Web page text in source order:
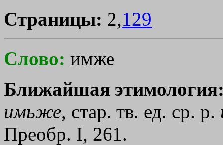
Страницы: 2,129
Слово: имже
Ближайшая
имьже, стар. тв. ед. ср. р.
Преобр. I, 261.